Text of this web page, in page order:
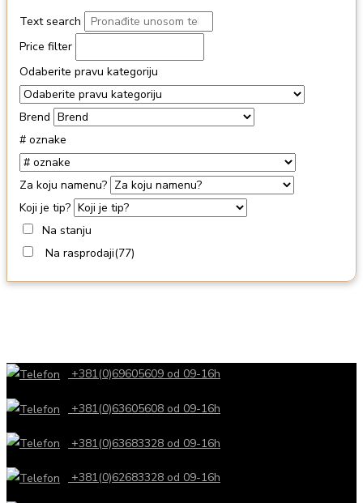
Text search
Price filter
Odaberite pravu kategoriju
Brend
# oznake
Za koju namenu?
Koji je tip?
Na stanju
Na rasprodaji(77)
+381(0)69605609 od 09-16h
+381(0)63605608 od 09-16h
+381(0)63683328 od 09-16h
+381(0)62683328 od 09-16h